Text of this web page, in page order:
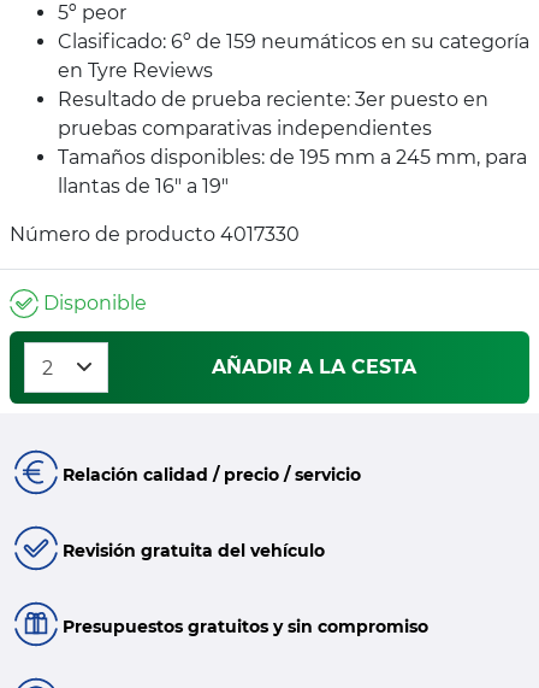
5º peor
Clasificado: 6º de 159 neumáticos en su categoría
en Tyre Reviews
Resultado de prueba reciente: 3er puesto en
pruebas comparativas independientes
Tamaños disponibles: de 195 mm a 245 mm, para
llantas de 16" a 19"
Número de producto 4017330
Disponible
AÑADIR A LA CESTA
Relación calidad / precio / servicio
Revisión gratuita del vehículo
Presupuestos gratuitos y sin compromiso